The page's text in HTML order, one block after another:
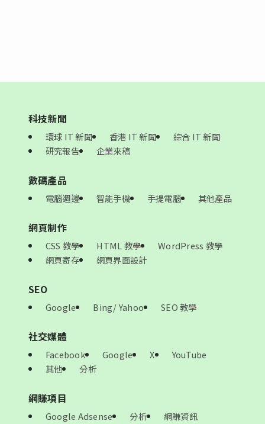
科技新聞
環球 IT 新聞 香港 IT 新聞
綜合 IT 新聞
研究報告
企業來稿
數碼產品
電腦週邊 智能手機 手提電腦 其他產品
網頁制作
CSS 教學 HTML 教學
WordPress 教學
網頁寄存
網頁界面設計
SEO
Google Bing/ Yahoo SEO 教學
社交媒體
Facebook Google X
YouTube
其他
分析
網賺項目
Google Adsense 分析 網賺資訊